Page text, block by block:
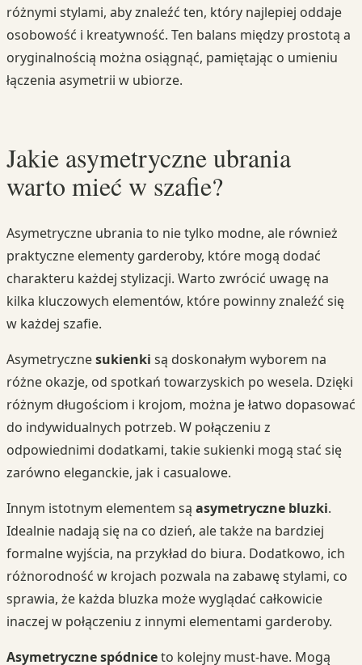
różnymi stylami, aby znaleźć ten, który najlepiej oddaje
osobowość i kreatywność. Ten balans między prostotą a
oryginalnością można osiągnąć, pamiętając o umieniu
łączenia asymetrii w ubiorze.
Jakie asymetryczne ubrania
warto mieć w szafie?
Asymetryczne ubrania to nie tylko modne, ale również
praktyczne elementy garderoby, które mogą dodać
charakteru każdej stylizacji. Warto zwrócić uwagę na
kilka kluczowych elementów, które powinny znaleźć się
w każdej szafie.
Asymetrycznesukienki są doskonałym wyborem na
różne okazje, od spotkań towarzyskich po wesela. Dzięki
różnym długościom i krojom, można je łatwo dopasować
do indywidualnych potrzeb. W połączeniu z
odpowiednimi dodatkami, takie sukienki mogą stać się
zarówno eleganckie, jak i casualowe.
Innym istotnym elementem są asymetryczne bluzki.
Idealnie nadają się na co dzień, ale także na bardziej
formalne wyjścia, na przykład do biura. Dodatkowo, ich
różnorodność w krojach pozwala na zabawę stylami, co
sprawia, że każda bluzka może wyglądać całkowicie
inaczej w połączeniu z innymi elementami garderoby.
Asymetryczne spódniceto kolejny must-have. Mogą